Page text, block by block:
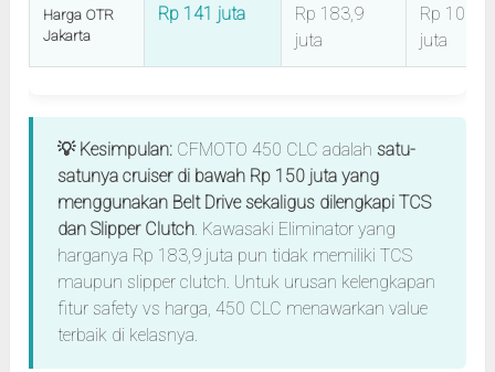
Harga OTR
Jakarta
Rp 141 juta
Rp 183,9
juta
Rp 105
juta
💡 Kesimpulan: CFMOTO 450 CLC adalahsatu-
satunya cruiser di bawah Rp 150 juta yang
menggunakan Belt Drive sekaligus dilengkapi TCS
dan Slipper Clutch. Kawasaki Eliminator yang
harganya Rp 183,9 juta pun tidak memiliki TCS
maupun slipper clutch. Untuk urusan kelengkapan
fitur safety vs harga, 450 CLC menawarkan value
terbaik di kelasnya.